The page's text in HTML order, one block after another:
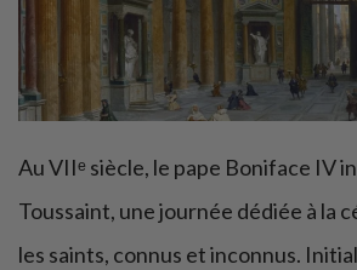
Au VIIᵉ siècle, le pape Boniface IV
Toussaint, une journée dédiée à la
les saints, connus et inconnus.